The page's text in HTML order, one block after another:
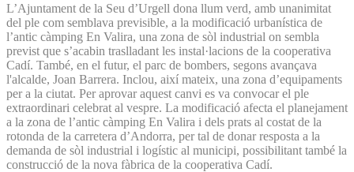
L’Ajuntament de la Seu d’Urgell dona llum verd, amb unanimitat
del ple com semblava previsible, a la modificació urbanística de
l’antic càmping En Valira, una zona de sòl industrial on sembla
previst que s’acabin traslladant les instal·lacions de la cooperativa
Cadí. També, en el futur, el parc de bombers, segons avançava
l'alcalde, Joan Barrera. Inclou, així mateix, una zona d’equipaments
per a la ciutat. Per aprovar aquest canvi es va convocar el ple
extraordinari celebrat al vespre. La modificació afecta el planejament
a la zona de l’antic càmping En Valira i dels prats al costat de la
rotonda de la carretera d’Andorra, per tal de donar resposta a la
demanda de sòl industrial i logístic al municipi, possibilitant també la
construcció de la nova fàbrica de la cooperativa Cadí.